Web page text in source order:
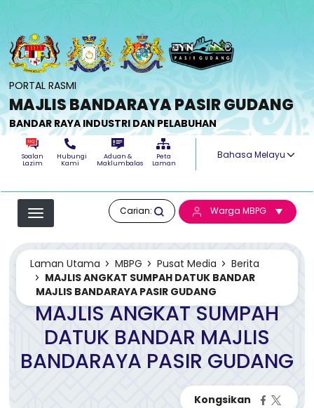
PORTAL RASMI
MAJLIS BANDARAYA PASIR GUDANG
BANDAR RAYA INDUSTRI DAN PELABUHAN
Soalan
Lazim
Hubungi
Kami
Aduan &
Maklumbalas
Peta
Laman
Select your
Carian: Warga MBPG
Laman Utama MBPG Pusat Media
Berita
MAJLIS ANGKAT SUMPAH DATUK BANDAR
MAJLIS BANDARAYA PASIR GUDANG
MAJLIS ANGKAT SUMPAH
DATUK BANDAR MAJLIS
BANDARAYA PASIR GUDANG